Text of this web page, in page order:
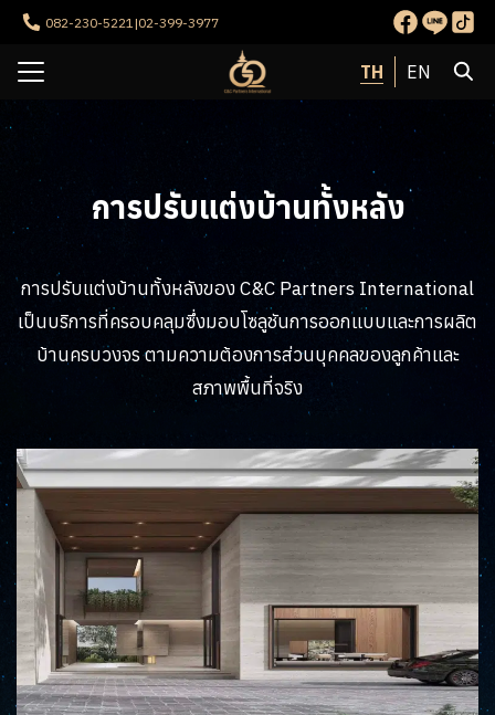
Skip
content
082-230-5221 |02-399-3977
TH EN
องเรา
Search
for:
การปรับแต่งบ้านทั้งหลัง
การปรับแต่งบ้านทั้งหลังของ C&C Partners International
เป็นบริการที่ครอบคลุมซึ่งมอบโซลูชันการออกแบบและการผลิต
บ้านครบวงจร ตามความต้องการส่วนบุคคลของลูกค้าและ
สภาพพื้นที่จริง